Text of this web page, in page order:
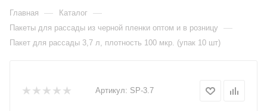
Главная — Каталог —
Пакеты для рассады из черной пленки оптом и в розницу —
Пакет для рассады 3,7 л, плотность 100 мкр. (упак 10 шт)
Артикул: SP-3.7